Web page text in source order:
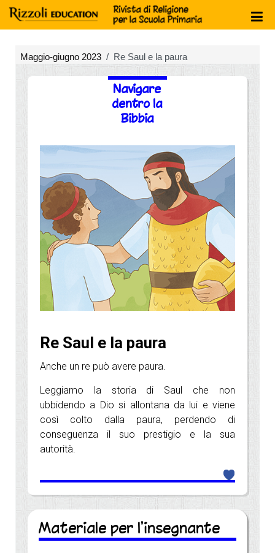
Maggio-giugno 2023 Re Saul e la paura
Navigare
dentro la
Bibbia
Re Saul e la paura
Anche un re può avere paura.
Leggiamo la storia di Saul che non
ubbidendo a Dio si allontana da lui e viene
così colto dalla paura, perdendo di
conseguenza il suo prestigio e la sua
autorità.
Materiale per l'insegnante